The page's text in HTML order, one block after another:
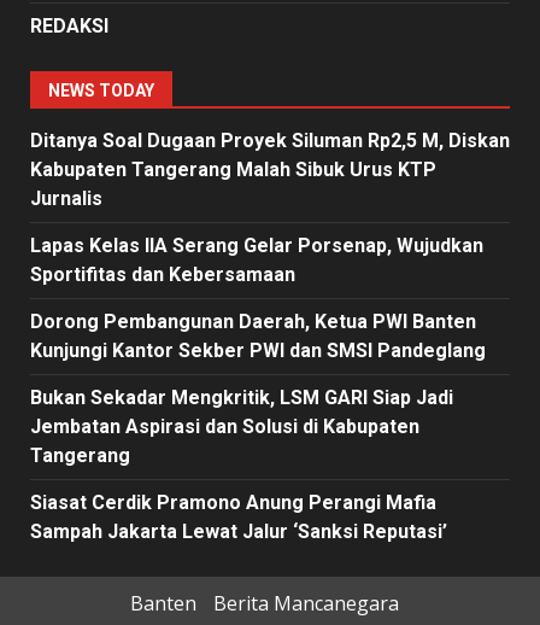
REDAKSI
NEWS TODAY
Ditanya Soal Dugaan Proyek Siluman Rp2,5 M, Diskan
Kabupaten Tangerang Malah Sibuk Urus KTP
Jurnalis
Lapas Kelas IIA Serang Gelar Porsenap, Wujudkan
Sportifitas dan Kebersamaan
Dorong Pembangunan Daerah, Ketua PWI Banten
Kunjungi Kantor Sekber PWI dan SMSI Pandeglang
Bukan Sekadar Mengkritik, LSM GARI Siap Jadi
Jembatan Aspirasi dan Solusi di Kabupaten
Tangerang
Siasat Cerdik Pramono Anung Perangi Mafia
Sampah Jakarta Lewat Jalur ‘Sanksi Reputasi’
Banten
Berita Mancanegara